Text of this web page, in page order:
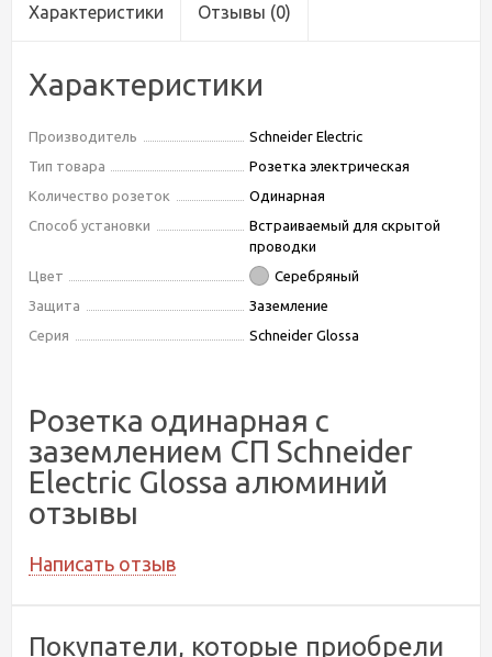
Характеристики Отзывы (0)
Характеристики
Производитель
Schneider Electric
Тип товара
Розетка электрическая
Количество розеток
Одинарная
Способ установки
Встраиваемый для скрытой
проводки
Цвет
Серебряный
Защита
Заземление
Серия
Schneider Glossa
Розетка одинарная с
заземлением СП Schneider
Electric Glossa алюминий
отзывы
Написать отзыв
Покупатели, которые приобрели